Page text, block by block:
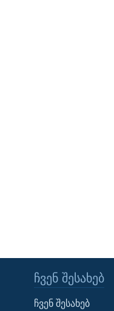
Learning English
ᲩᲕᲔᲜ ᲨᲔᲡᲐᲮᲔᲑ
ჩვენ შესახებ